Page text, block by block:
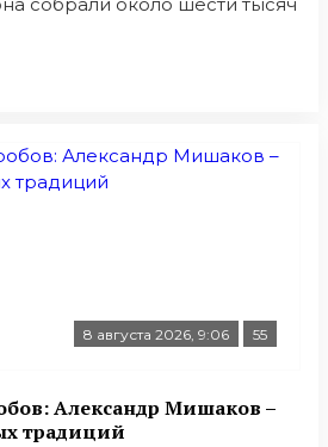
8 августа 2026, 9:06 55
Александр Мишаков –
традиций